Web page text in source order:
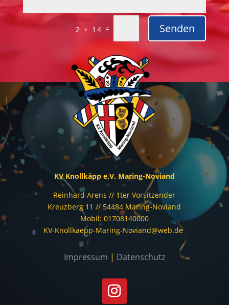
2 + 14 = Senden
KV Knollkäpp e.V. Maring-Noviand
Reinhard Arens // 1ter Vorsitzender
Kreuzberg 11 // 54484 Maring-Noviand
Mobil: 01708140000
KV-Knollkaepp-Maring-Noviand@web.de
Impressum | Datenschutz